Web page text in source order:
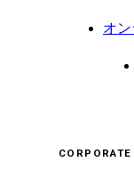
オ
CORPORATE